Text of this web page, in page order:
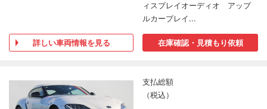
ィスプレイオーディオ アップ
ルカープレイ...
詳しい車両情報を見る 在庫確認・見積もり依頼
支払総額
（税込）